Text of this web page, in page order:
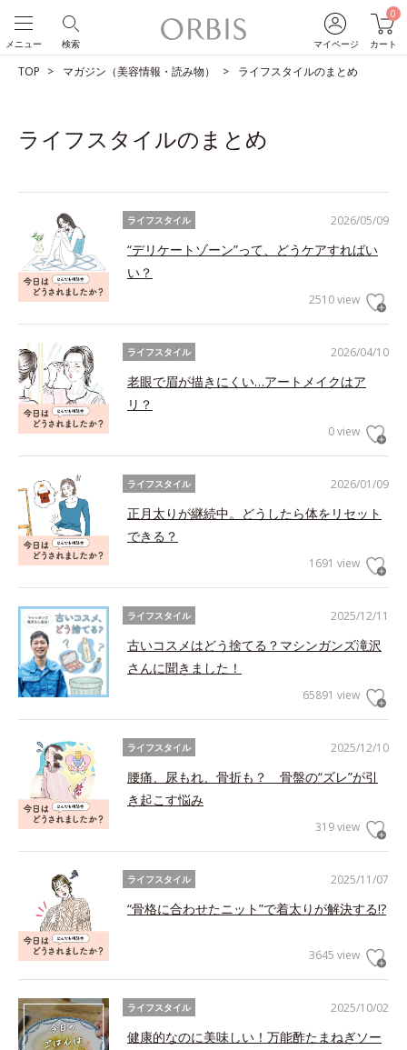
マイページ
0
カート
検索
メニュー
TOP マガジン（美容情報・読み物） ライフスタイルのまとめ
ライフスタイルのまとめ
2026/05/09
ライフスタイル
“デリケートゾーン”って、どうケアすればい
い？
2510 view
2026/04/10
ライフスタイル
老眼で眉が描きにくい…アートメイクはア
リ？
0 view
2026/01/09
ライフスタイル
正月太りが継続中。どうしたら体をリセット
できる？
1691 view
2025/12/11
ライフスタイル
古いコスメはどう捨てる？マシンガンズ滝沢
さんに聞きました！
65891 view
2025/12/10
ライフスタイル
腰痛、尿もれ、骨折も？ 骨盤の“ズレ”が引
き起こす悩み
319 view
2025/11/07
ライフスタイル
“骨格に合わせたニット”で着太りが解決する!?
3645 view
2025/10/02
ライフスタイル
健康的なのに美味しい！万能酢たまねぎソー